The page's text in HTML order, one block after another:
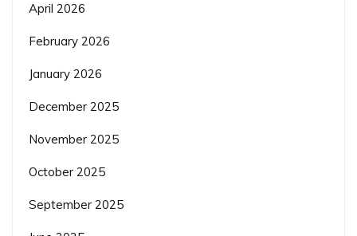
April 2026
February 2026
January 2026
December 2025
November 2025
October 2025
September 2025